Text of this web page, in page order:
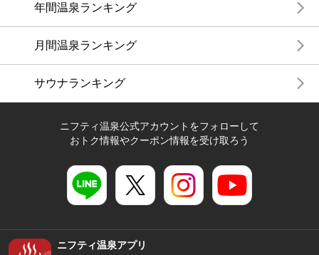
年間温泉ランキング
月間温泉ランキング
サウナランキング
ニフティ温泉公式アカウントをフォローして
おトク情報やクーポン情報を受け取ろう
ニフティ温泉アプリ